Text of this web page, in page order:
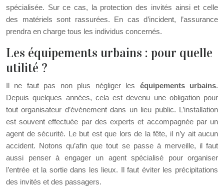
spécialisée. Sur ce cas, la protection des invités ainsi et celle
des matériels sont rassurées. En cas d’incident, l’assurance
prendra en charge tous les individus concernés.
Les équipements urbains : pour quelle
utilité ?
Il ne faut pas non plus négliger les équipements urbains.
Depuis quelques années, cela est devenu une obligation pour
tout organisateur d’événement dans un lieu public. L’installation
est souvent effectuée par des experts et accompagnée par un
agent de sécurité. Le but est que lors de la fête, il n’y ait aucun
accident. Notons qu’afin que tout se passe à merveille, il faut
aussi penser à engager un agent spécialisé pour organiser
l’entrée et la sortie dans les lieux. Il faut éviter les précipitations
des invités et des passagers.